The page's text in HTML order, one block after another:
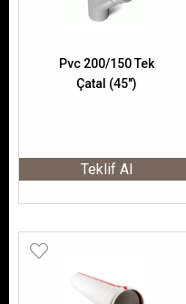
Pvc 200/150 Tek
Çatal (45")
Teklif Al